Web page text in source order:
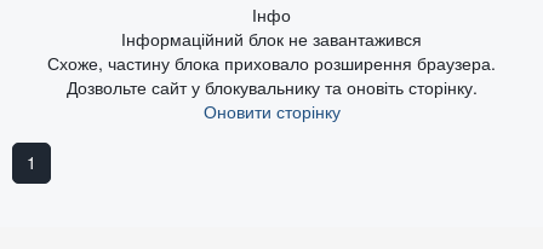
Інфо
Інформаційний блок не завантажився
Схоже, частину блока приховало розширення браузера.
Дозвольте сайт у блокувальнику та оновіть сторінку.
Оновити сторінку
1